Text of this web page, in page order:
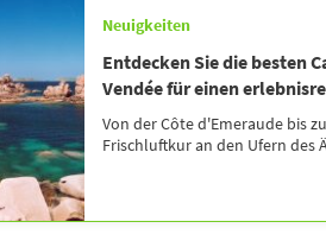
Neuigkeiten
Entdecken Sie die besten
Vendée für einen
Von der Côte d'Emeraude bis
Frischluftkur an den Ufern des